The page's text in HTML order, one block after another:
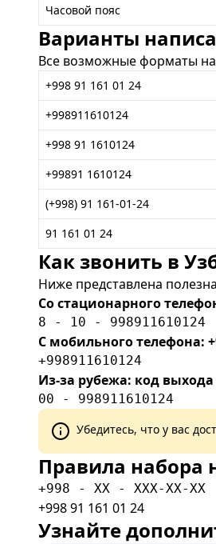
Часовой пояс
Варианты
Все возможные форматы
+998 91 161 01 24
+998911610124
+998 91 1610124
+99891 1610124
(+998) 91 161-01-24
91 161 01 24
Как звонить в
Ниже представлена
Со стационарного
8 - 10 - 998911610124
С мобильного телефона:
+998911610124
Из-за рубежа: код выхода
00 - 998911610124
Убедитесь, что у вас
Правила набора
+998 - XX - XXX-XX-XX
+998 91 161 01 24
Узнайте